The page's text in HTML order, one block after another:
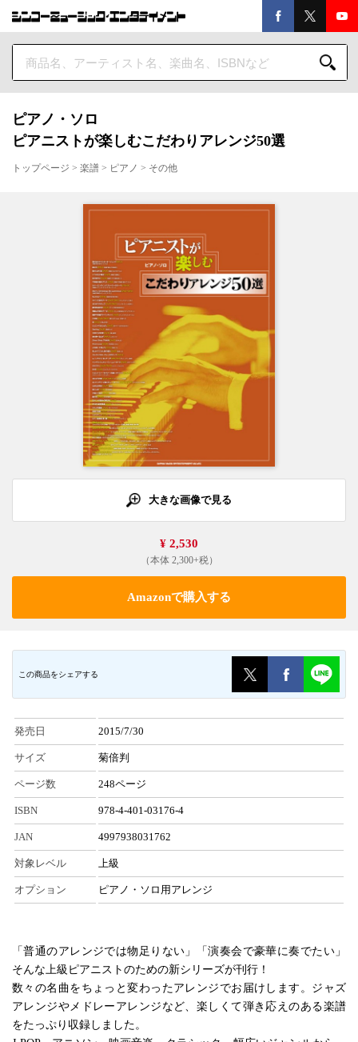
ピアノ・ソロ
ピアニストが楽しむこだわりアレンジ50選
トップページ > 楽譜 > ピアノ > その他
大きな画像で見る
¥ 2,530
（本体 2,300+税）
Amazonで購入する
この商品をシェアする
発売日 2015/7/30
サイズ 菊倍判
ページ数 248ページ
ISBN 978-4-401-03176-4
JAN 4997938031762
対象レベル 上級
オプション ピアノ・ソロ用アレンジ
「普通のアレンジでは物足りない」「演奏会で豪華に奏でたい」
そんな上級ピアニストのための新シリーズが刊行！
数々の名曲をちょっと変わったアレンジでお届けします。ジャズ
アレンジやメドレーアレンジなど、楽しくて弾き応えのある楽譜
をたっぷり収録しました。